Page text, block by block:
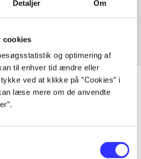
Detaljer Om
cookies
og optimering af
til enhver tid ændre eller
ved at klikke på ”Cookies” i
læse mere om de anvendte